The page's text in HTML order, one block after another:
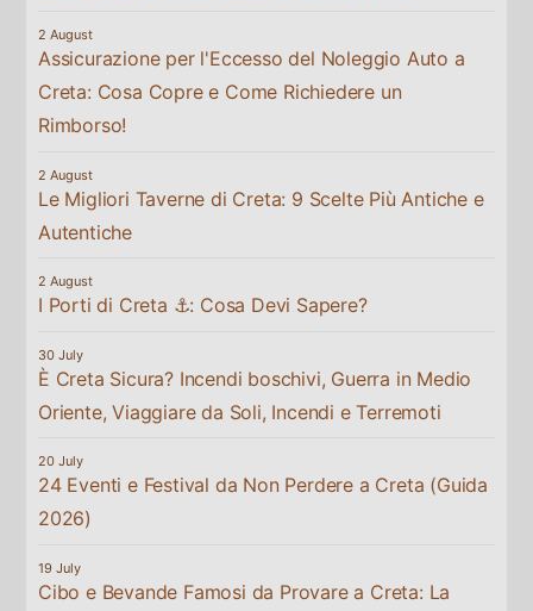
Assicurazione per l'Eccesso del Noleggio Auto a
Creta: Cosa Copre e Come Richiedere un
Rimborso!
Le Migliori Taverne di Creta: 9 Scelte Più Antiche e
Autentiche
I Porti di Creta ⚓: Cosa Devi Sapere?
È Creta Sicura? Incendi boschivi, Guerra in Medio
Oriente, Viaggiare da Soli, Incendi e Terremoti
24 Eventi e Festival da Non Perdere a Creta (Guida
2026)
Cibo e Bevande Famosi da Provare a Creta: La